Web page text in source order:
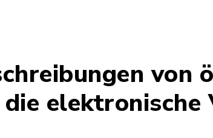
von